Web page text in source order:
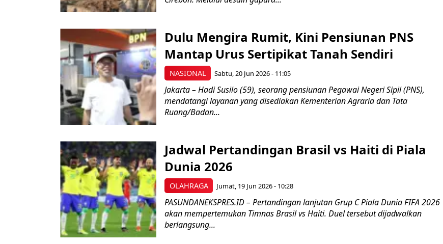
NASIONAL
Dulu Mengira Rumit, Kini Pensiunan PNS
Mantap Urus Sertipikat Tanah Sendiri
Sabtu, 20 Jun 2026 - 11:05
Jakarta – Hadi Susilo (59), seorang pensiunan Pegawai Negeri Sipil (PNS),
mendatangi layanan yang disediakan Kementerian Agraria dan Tata
Ruang/Badan...
OLAHRAGA
Jadwal Pertandingan Brasil vs Haiti di Piala
Dunia 2026
Jumat, 19 Jun 2026 - 10:28
PASUNDANEKSPRES.ID – Pertandingan lanjutan Grup C Piala Dunia FIFA 2026
akan mempertemukan Timnas Brasil vs Haiti. Duel tersebut dijadwalkan
berlangsung...